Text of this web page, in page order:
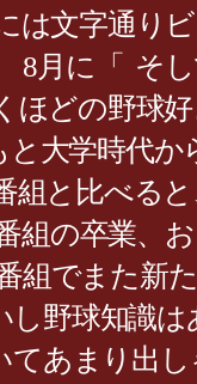
文字通り
8月に「 そ
どの野球
大学時代
と比べる
の卒業、
組でまた
し野球知識
てあまり出